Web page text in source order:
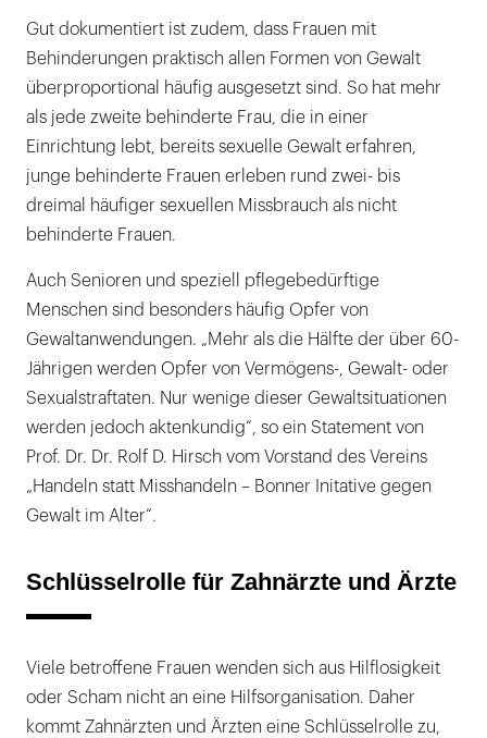
Gut dokumentiert ist zudem, dass Frauen mit
Behinderungen praktisch allen Formen von Gewalt
überproportional häufig ausgesetzt sind. So hat mehr
als jede zweite behinderte Frau, die in einer
Einrichtung lebt, bereits sexuelle Gewalt erfahren,
junge behinderte Frauen erleben rund zwei- bis
dreimal häufiger sexuellen Missbrauch als nicht
behinderte Frauen.
Auch Senioren und speziell pflegebedürftige
Menschen sind besonders häufig Opfer von
Gewaltanwendungen. „Mehr als die Hälfte der über 60-
Jährigen werden Opfer von Vermögens-, Gewalt- oder
Sexualstraftaten. Nur wenige dieser Gewaltsituationen
werden jedoch aktenkundig“, so ein Statement von
Prof. Dr. Dr. Rolf D. Hirsch vom Vorstand des Vereins
„Handeln statt Misshandeln – Bonner Initative gegen
Gewalt im Alter“.
Schlüsselrolle für Zahnärzte und Ärzte
Viele betroffene Frauen wenden sich aus Hilflosigkeit
oder Scham nicht an eine Hilfsorganisation. Daher
kommt Zahnärzten und Ärzten eine Schlüsselrolle zu,